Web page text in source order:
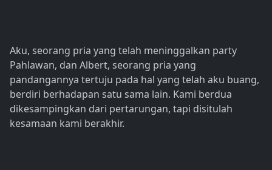
Aku, seorang pria yang telah meninggalkan party
Pahlawan, dan Albert, seorang pria yang
pandangannya tertuju pada hal yang telah aku buang,
berdiri berhadapan satu sama lain. Kami berdua
dikesampingkan dari pertarungan, tapi disitulah
kesamaan kami berakhir.